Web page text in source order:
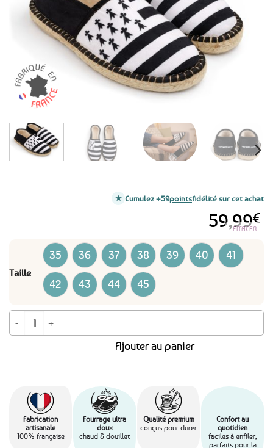
Fabrication
artisanale
100% française
Fourrage ultra
doux
chaud & douillet
Qualité premium
conçus pour durer
Confort au
quotidien
faciles à enfiler,
parfaits pour la
59,99€
Taille
35 36 37 38 39 40 41
42 43 44 45
EFFACER
quantité de Chaussons espadrilles fourrés Drapeau Breton
Ajouter au panier
Cumulez +59pointsfidélité sur cet achat